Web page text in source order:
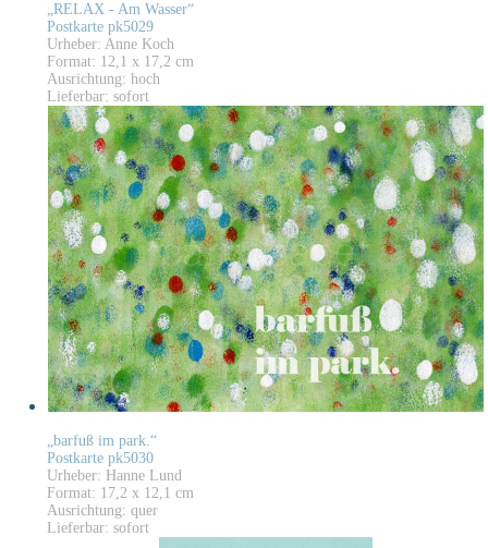
„RELAX - Am Wasser“
Postkarte pk5029
Urheber: Anne Koch
Format: 12,1 x 17,2 cm
Ausrichtung: hoch
Lieferbar: sofort
„barfuß im park.“
Postkarte pk5030
Urheber: Hanne Lund
Format: 17,2 x 12,1 cm
Ausrichtung: quer
Lieferbar: sofort